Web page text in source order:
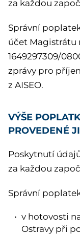
za každou
Správní
účet Magistrátu
1649297309/
zprávy pro
z AISEO.
VÝŠE
PROVEDENÉ
Poskytnutí
za každou
Správní
v hotovosti
Ostravy při